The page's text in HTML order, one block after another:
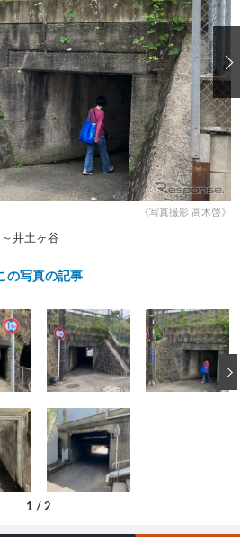
愛車 File
ストップ！不具合修理＆粗悪修理
洗車
コーティング
防錆
理
カーメーカー「旧車」関連プロジェ
クト
プロショップ検索
ロジ
《写真撮影 高木啓》
井土ヶ谷
の写真の記事
1 / 2